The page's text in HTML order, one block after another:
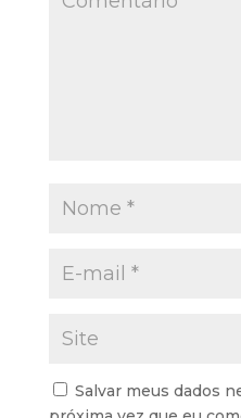
Salvar meus dados